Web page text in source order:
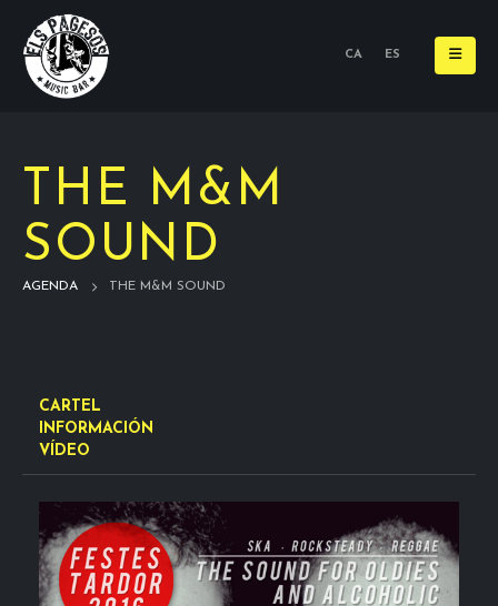
CA ES
THE M&M
SOUND
AGENDA THE M&M SOUND
CARTEL
INFORMACIÓN
VÍDEO